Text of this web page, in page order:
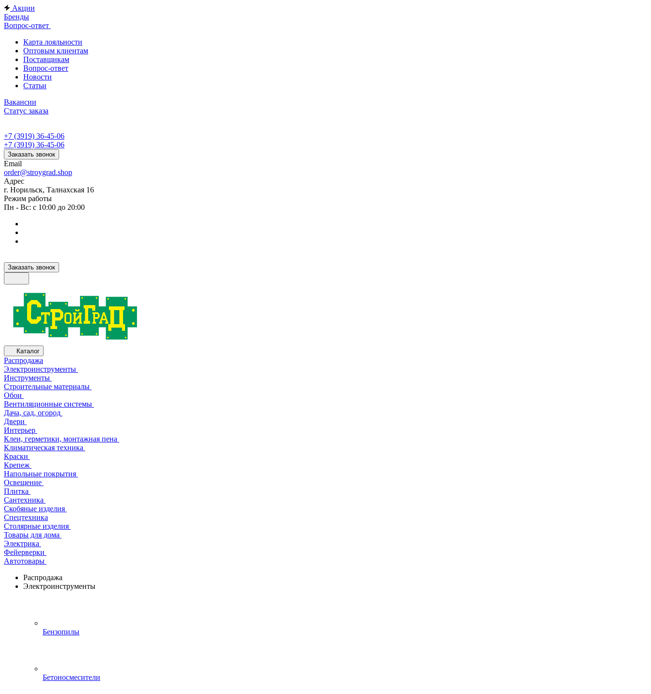
Акции
Бренды
Вопрос-ответ
Карта лояльности
Оптовым клиентам
Поставщикам
Вопрос-ответ
Новости
Статьи
Вакансии
Статус заказа
+7 (3919) 36-45-06
+7 (3919) 36-45-06
Заказать звонок
Email
order@stroygrad.shop
Адрес
г. Норильск, Талнахская 16
Режим работы
Пн - Вс: с 10:00 до 20:00
Заказать звонок
Каталог
Распродажа
Электроинструменты
Инструменты
Строительные материалы
Обои
Вентиляционные системы
Дача, сад, огород
Двери
Интерьер
Клеи, герметики, монтажная пена
Климатическая техника
Краски
Крепеж
Напольные покрытия
Освещение
Плитка
Сантехника
Скобяные изделия
Спецтехника
Столярные изделия
Товары для дома
Электрика
Фейерверки
Автотовары
Распродажа
Электроинструменты
Бензопилы
Бетоносмесители